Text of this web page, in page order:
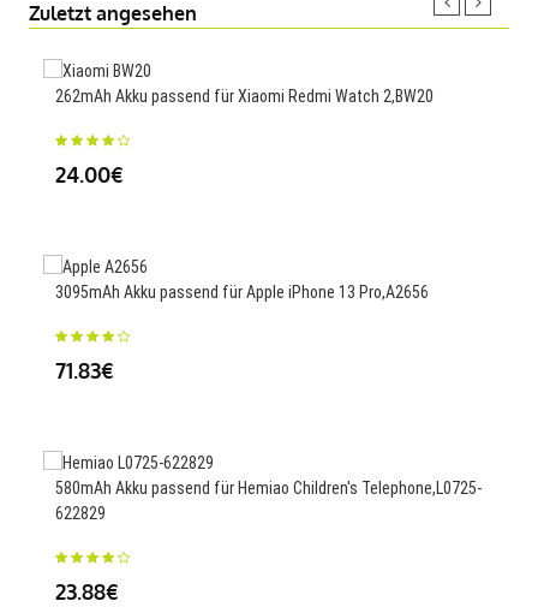
Zuletzt angesehen
262mAh Akku passend für Xiaomi Redmi Watch 2,BW20
24.00€
3095mAh Akku passend für Apple iPhone 13 Pro,A2656
71.83€
580mAh Akku passend für Hemiao Children's Telephone,L0725-
622829
23.88€